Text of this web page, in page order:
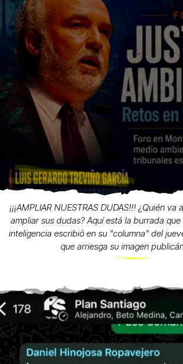
¡¡¡AMPLIAR NUESTRAS DUDAS!!! ¿Quién
ampliar sus dudas? Aquí está la burrada
inteligencia escribió en su "columna" del
que arriesga su imagen